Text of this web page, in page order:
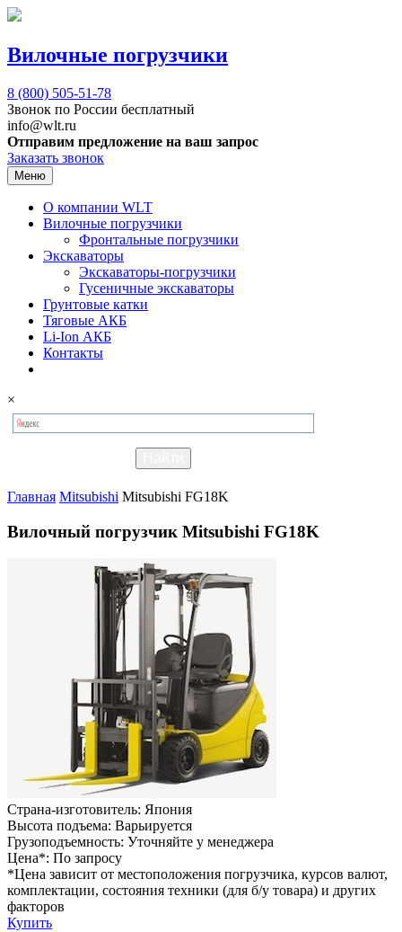
Вилочные погрузчики
8 (800) 505-51-78
Звонок по России бесплатный
info@wlt.ru
Отправим предложение на ваш запрос
Заказать звонок
Меню
О компании WLT
Вилочные погрузчики
Фронтальные погрузчики
Экскаваторы
Экскаваторы-погрузчики
Гусеничные экскаваторы
Грунтовые катки
Тяговые АКБ
Li-Ion АКБ
Контакты
×
Главная Mitsubishi Mitsubishi FG18K
Вилочный погрузчик Mitsubishi FG18K
Страна-изготовитель: Япония
Высота подъема: Варьируется
Грузоподъемность: Уточняйте у менеджера
Цена*: По запросу
*Цена зависит от местоположения погрузчика, курсов валют,
комплектации, состояния техники (для б/у товара) и других
факторов
Купить